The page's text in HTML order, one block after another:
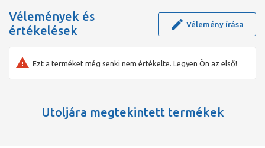
Vélemények és
értékelések
Vélemény írása
Ezt a terméket még senki nem értékelte. Legyen Ön az első!
Utoljára megtekintett termékek